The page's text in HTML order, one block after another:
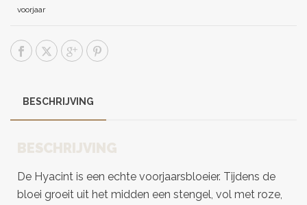
voorjaar
BESCHRIJVING
BESCHRIJVING
De Hyacint is een echte voorjaarsbloeier. Tijdens de
bloei groeit uit het midden een stengel, vol met roze,